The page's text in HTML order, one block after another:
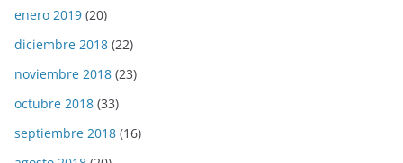
enero 2019 (20)
diciembre 2018 (22)
noviembre 2018 (23)
octubre 2018 (33)
septiembre 2018 (16)